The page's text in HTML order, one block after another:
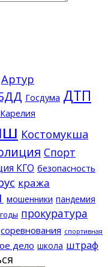
Артур
Госдума ДТП
Карелия
Костомукша
Спорт
КГО безопасность
кража
мошенники пандемия
прокуратура
соревнования спортивная
дело школа штраф